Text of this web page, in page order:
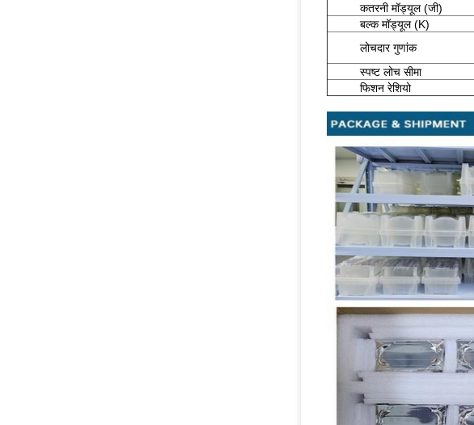
कतरनी मॉड्यूल (जी)
बल्क मॉड्यूल (K)
लोचदार गुणांक
स्पष्ट लोच सीमा
फिशन रेशियो